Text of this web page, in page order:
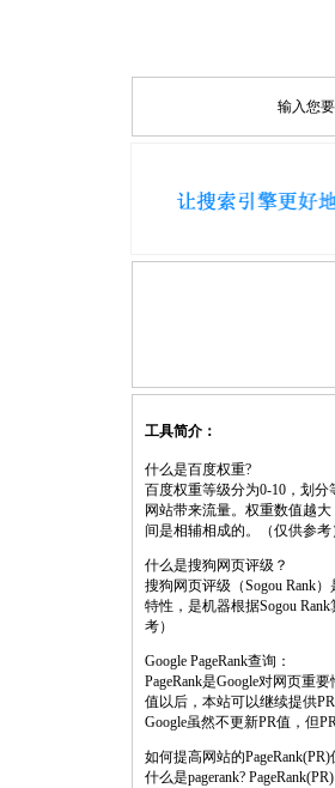
输入您
工具简介：
什么是百度权重?
百度权重等级分为0-10，划
网站带来流量。权重数值越
间是相辅相成的。（仅供参考
什么是搜狗网页评级？
搜狗网页评级（Sogou Rank
特性，是机器根据Sogou
考）
Google PageRank查询：
PageRank是Google对网页重
值以后，本站可以继续提供
Google虽然不更新PR值，但
如何提高网站的PageRank(PR)
什么是pagerank?